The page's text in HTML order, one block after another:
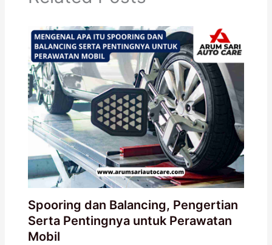
Spooring dan Balancing, Pengertian
Serta Pentingnya untuk Perawatan
Mobil